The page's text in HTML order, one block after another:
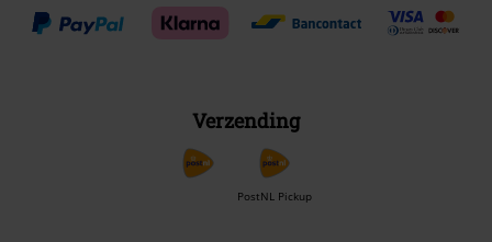
Verzending
PostNL Pickup